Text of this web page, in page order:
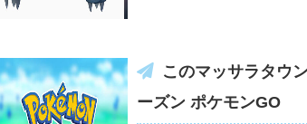
このマッサラタウ
ーズン ポケモンGO